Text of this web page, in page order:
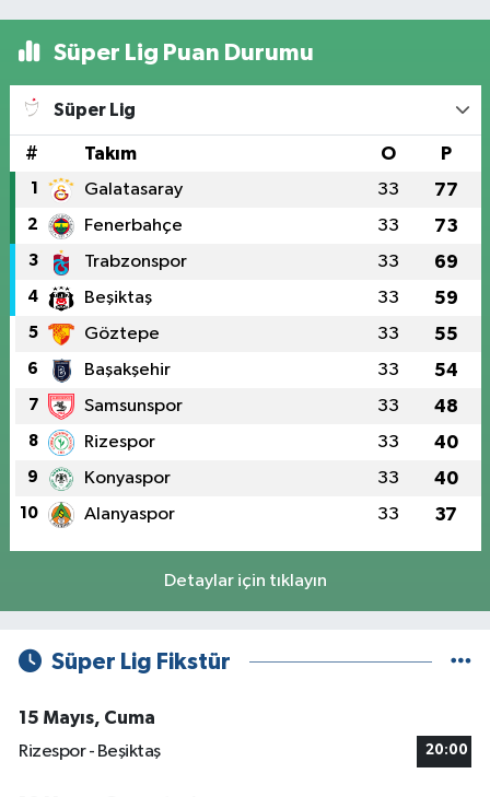
Süper Lig Puan Durumu
Süper Lig
# Takım O P
1 Galatasaray 33 77
2 Fenerbahçe 33 73
3 Trabzonspor 33 69
4 Beşiktaş 33 59
5 Göztepe 33 55
6 Başakşehir 33 54
7 Samsunspor 33 48
8 Rizespor 33 40
9 Konyaspor 33 40
10 Alanyaspor 33 37
Detaylar için tıklayın
Süper Lig Fikstür
15 Mayıs, Cuma
Rizespor - Beşiktaş
20:00